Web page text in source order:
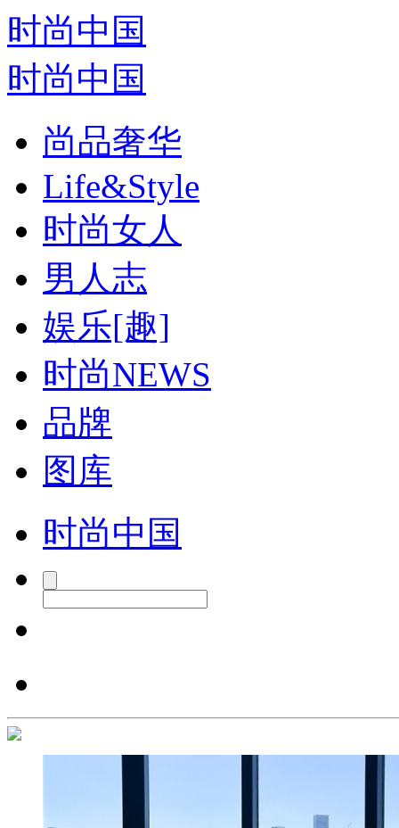
时尚中国
时尚中国
尚品奢华
Life&Style
时尚女人
男人志
娱乐[趣]
时尚NEWS
品牌
图库
时尚中国